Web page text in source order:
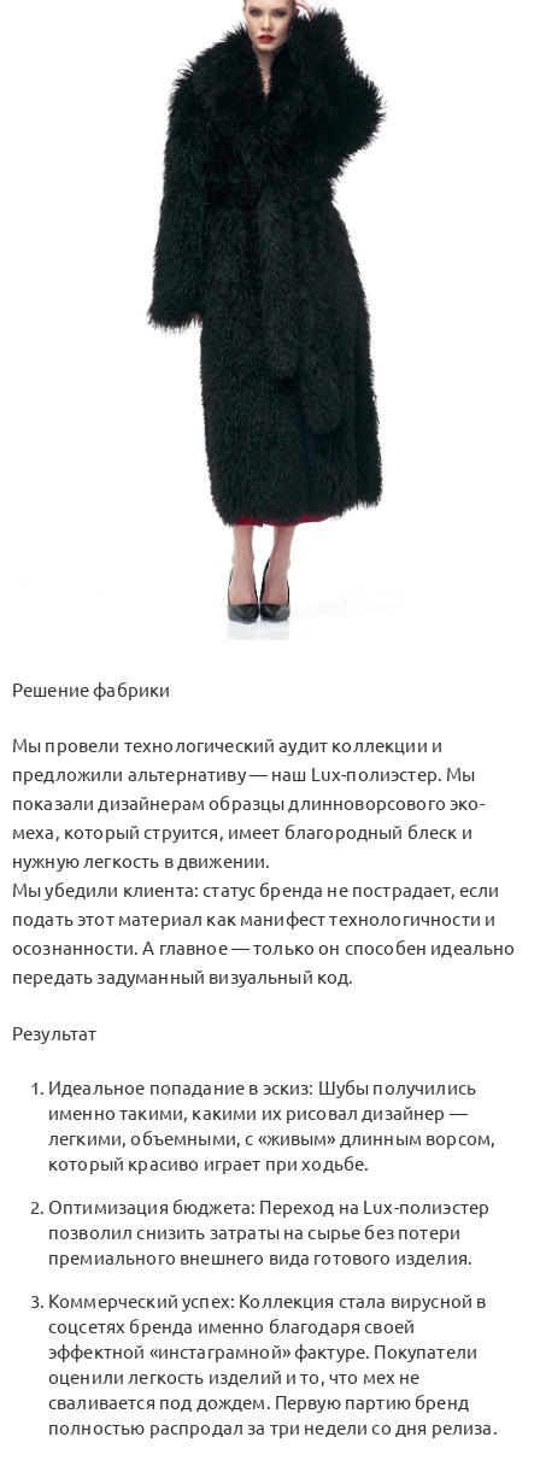
Решение фабрики
Мы провели технологический аудит коллекции и
предложили альтернативу — наш Lux-полиэстер. Мы
показали дизайнерам образцы длинноворсового эко-
меха, который струится, имеет благородный блеск и
нужную легкость в движении.
Мы убедили клиента: статус бренда не пострадает, если
подать этот материал как манифест технологичности и
осознанности. А главное — только он способен идеально
передать задуманный визуальный код.
Результат
Идеальное попадание в эскиз: Шубы получились
именно такими, какими их рисовал дизайнер —
легкими, объемными, с «живым» длинным ворсом,
который красиво играет при ходьбе.
Оптимизация бюджета: Переход на Lux-полиэстер
позволил снизить затраты на сырье без потери
премиального внешнего вида готового изделия.
Коммерческий успех: Коллекция стала вирусной в
соцсетях бренда именно благодаря своей
эффектной «инстаграмной» фактуре. Покупатели
оценили легкость изделий и то, что мех не
сваливается под дождем. Первую партию бренд
полностью распродал за три недели со дня релиза.